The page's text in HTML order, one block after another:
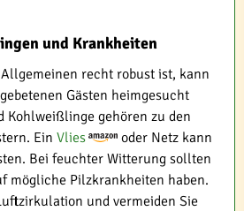
und Krankheiten
recht robust ist, kann
Gästen heimgesucht
Kohlweißlinge gehören zu den
Ein Vlies
oder Netz kann
Bei feuchter Witterung sollten
mögliche Pilzkrankheiten haben.
und vermeiden Sie